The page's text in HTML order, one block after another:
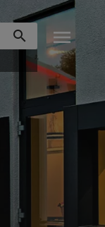
search
menu